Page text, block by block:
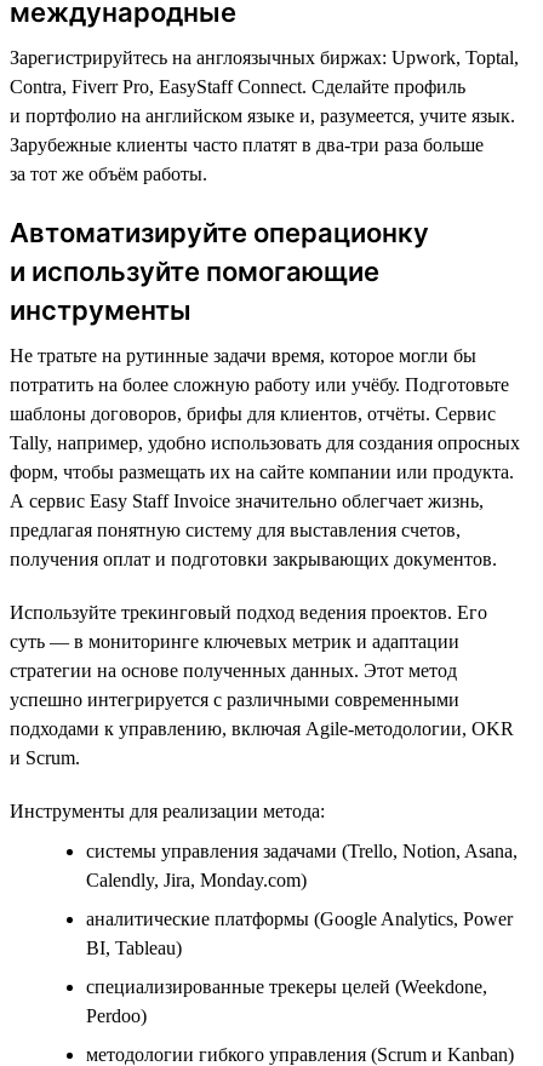
международные
Зарегистрируйтесь на англоязычных биржах: Upwork, Toptal,
Contra, Fiverr Pro, EasyStaff Connect. Сделайте профиль
и портфолио на английском языке и, разумеется, учите язык.
Зарубежные клиенты часто платят в два-три раза больше
за тот же объём работы.
Автоматизируйте операционку
и используйте помогающие
инструменты
Не тратьте на рутинные задачи время, которое могли бы
потратить на более сложную работу или учёбу. Подготовьте
шаблоны договоров, брифы для клиентов, отчёты. Сервис
Tally, например, удобно использовать для создания опросных
форм, чтобы размещать их на сайте компании или продукта.
А сервис Easy Staff Invoice значительно облегчает жизнь,
предлагая понятную систему для выставления счетов,
получения оплат и подготовки закрывающих документов.
Используйте трекинговый подход ведения проектов. Его
суть — в мониторинге ключевых метрик и адаптации
стратегии на основе полученных данных. Этот метод
успешно интегрируется с различными современными
подходами к управлению, включая Agile-методологии, OKR
и Scrum.
Инструменты для реализации метода:
системы управления задачами (Trello, Notion, Asana,
Calendly, Jira, Monday.com)
аналитические платформы (Google Analytics, Power
BI, Tableau)
специализированные трекеры целей (Weekdone,
Perdoo)
методологии гибкого управления (Scrum и Kanban)